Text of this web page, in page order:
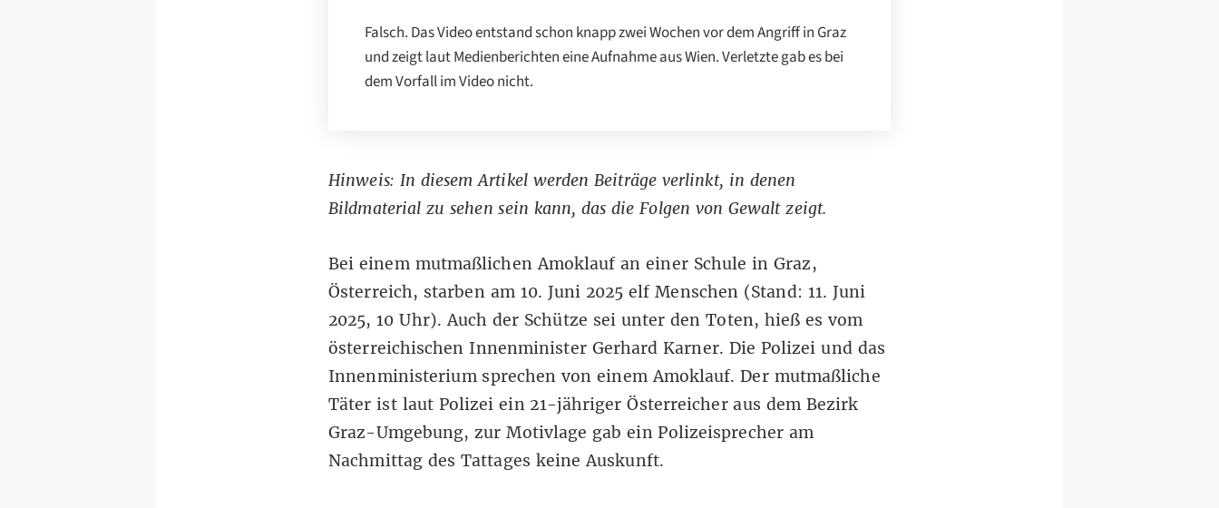
Falsch. Das Video entstand schon knapp zwei Wochen vor dem Angriff in Graz
und zeigt laut Medienberichten eine Aufnahme aus Wien. Verletzte gab es bei
dem Vorfall im Video nicht.
Hinweis: In diesem Artikel werden Beiträge verlinkt, in denen
Bildmaterial zu sehen sein kann, das die Folgen von Gewalt zeigt.
Bei einem mutmaßlichen Amoklauf an einer Schule in Graz,
Österreich, starben am 10. Juni 2025 elf Menschen (Stand: 11. Juni
2025, 10 Uhr). Auch der Schütze sei unter den Toten, hieß es vom
österreichischen Innenminister Gerhard Karner. Die Polizei und das
Innenministerium sprechen von einem Amoklauf. Der mutmaßliche
Täter ist laut Polizeiein 21-jähriger Österreicher aus dem Bezirk
Graz-Umgebung, zur Motivlage gab ein Polizeisprecher am
Nachmittag des Tattages keine Auskunft.